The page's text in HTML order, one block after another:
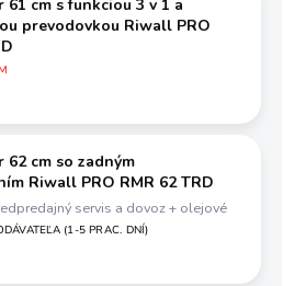
cm s funkciou 3 v 1 a
prevodovkou Riwall PRO
cm so zadným
Riwall PRO RMR 62 TRD
servis a dovoz + olejové
(1-5 PRAC. DNÍ)